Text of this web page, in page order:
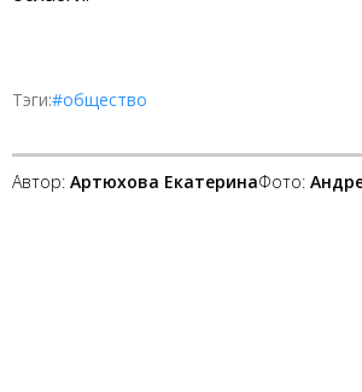
Тэги:#общество
Автор: Артюхова ЕкатеринаФото: